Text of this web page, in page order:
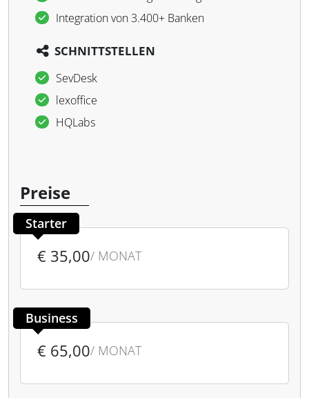
Integration von 3.400+ Banken
SCHNITTSTELLEN
SevDesk
lexoffice
HQLabs
Preise
Starter
€ 35,00/ MONAT
Business
€ 65,00/ MONAT